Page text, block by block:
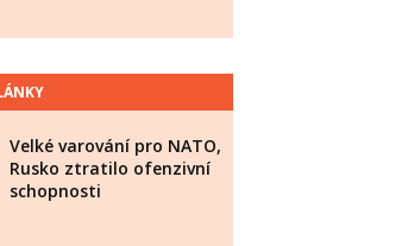
Velké varování pro NATO,
Rusko ztratilo ofenzivní
schopnosti